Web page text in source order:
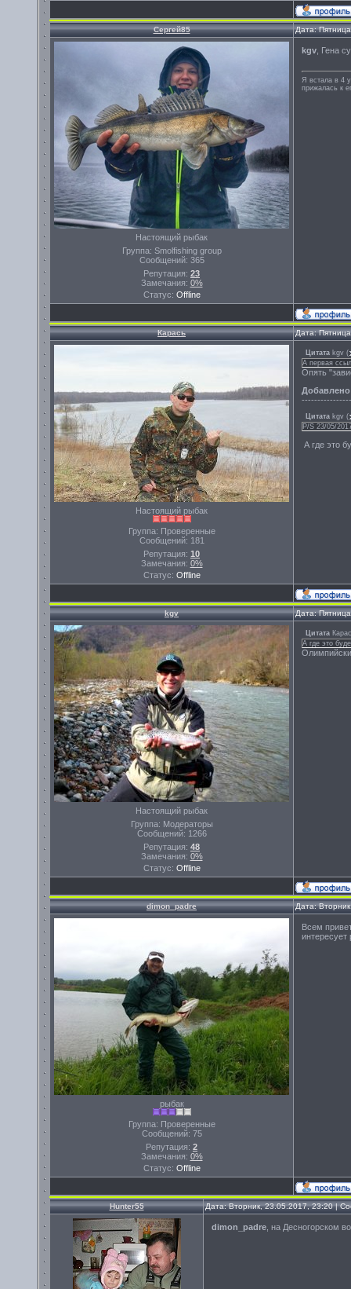
Сергей85 Дата:
Настоящий рыбак
Группа: Smolfishing group
Сообщений: 365
Репутация: 23
Замечания: 0%
Статус: Offline
kgv , Гена
Я встала в 4
прижалась к
Карась Дата:
Настоящий рыбак
Группа: Проверенные
Сообщений: 181
Репутация: 10
Замечания: 0%
Статус: Offline
Цитата kgv (
А первая
Опять
Добавлено
Цитата kgv (
P/S 23/05/
А где это
kgv Дата:
Настоящий рыбак
Группа: Модераторы
Сообщений: 1266
Репутация: 48
Замечания: 0%
Статус: Offline
Цитата
А где это
dimon_padre Дата:
рыбак
Группа: Проверенные
Сообщений: 75
Репутация: 2
Замечания: 0%
Статус: Offline
Всем
интересует
Hunter55 Дата: Вторник, 23.05.2017, 23:20 |
dimon_padre , на Десногорском